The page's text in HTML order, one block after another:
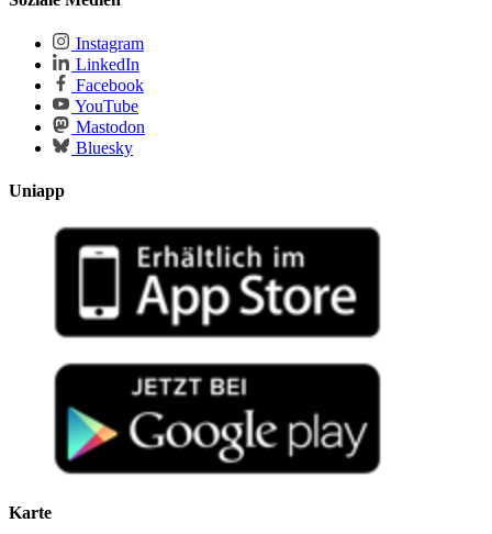
Instagram
LinkedIn
Facebook
YouTube
Mastodon
Bluesky
Uniapp
Karte